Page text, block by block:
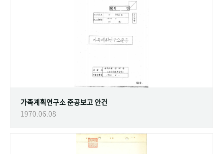
가족계획연구소 준공보고 안건
1970.06.08